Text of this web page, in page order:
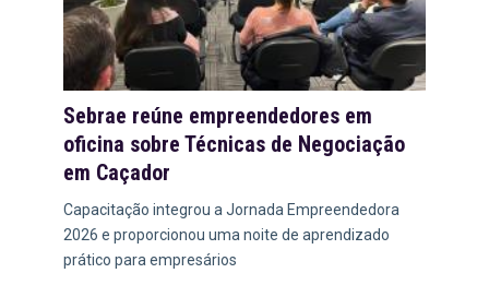
Sebrae reúne empreendedores em
oficina sobre Técnicas de Negociação
em Caçador
Capacitação integrou a Jornada Empreendedora
2026 e proporcionou uma noite de aprendizado
prático para empresários